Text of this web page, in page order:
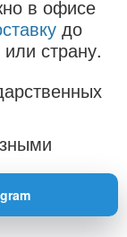
в офисе
до
страну.